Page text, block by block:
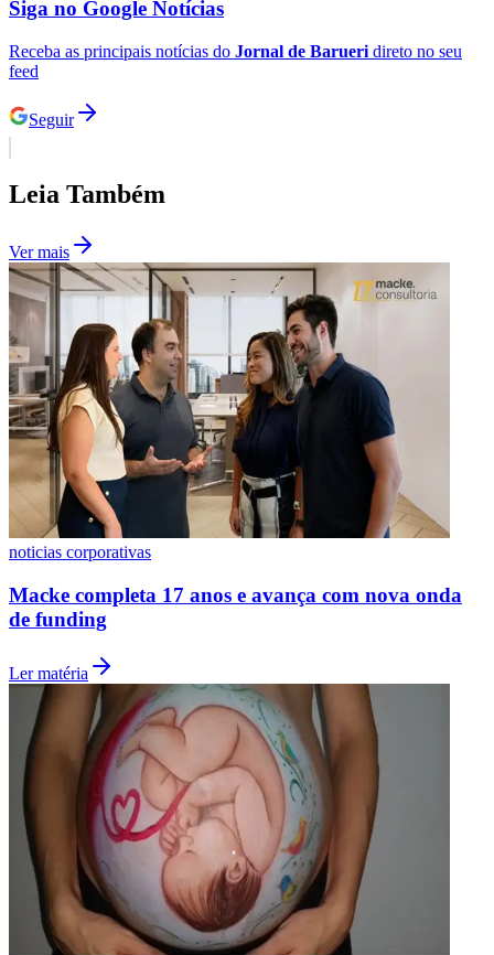
Botafogo
Grêmio
Siga no Google Notícias
Receba as principais notícias do Jornal de Barueri direto no seu
feed
Seguir
Leia Também
Ver mais
noticias corporativas
Macke completa 17 anos e avança com nova onda
de funding
Ler matéria